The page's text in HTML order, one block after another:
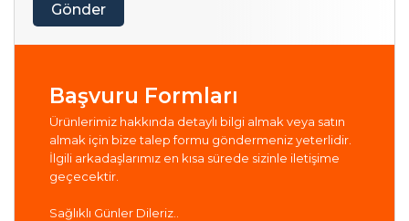
Gönder
Başvuru Formları
Ürünlerimiz hakkında detaylı bilgi almak veya satın
almak için bize talep formu göndermeniz yeterlidir.
İlgili arkadaşlarımız en kısa sürede sizinle iletişime
geçecektir.
Sağlıklı Günler Dileriz..